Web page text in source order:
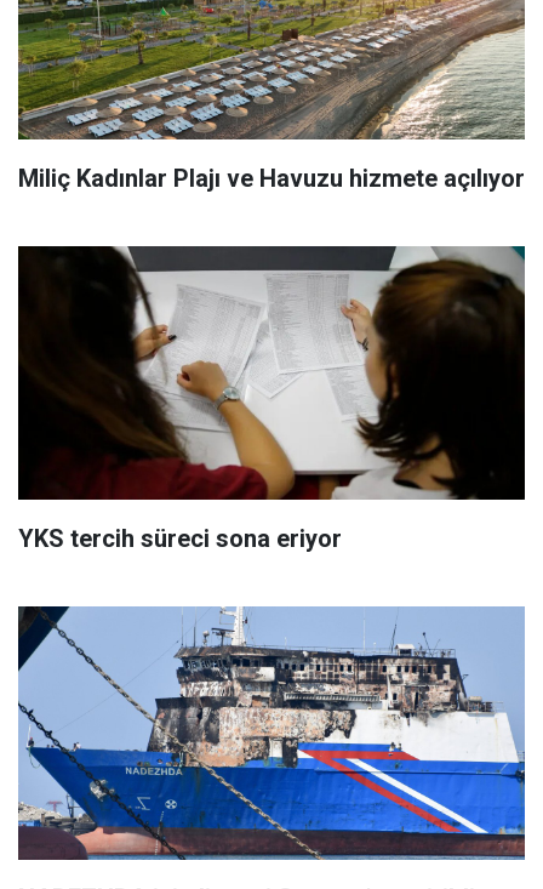
Miliç Kadınlar Plajı ve Havuzu hizmete açılıyor
YKS tercih süreci sona eriyor